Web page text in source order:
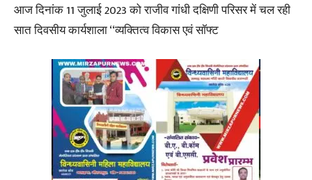
आज दिनांक 11 जुलाई 2023 को राजीव गांधी दक्षिणी परिसर में चल रही
सात दिवसीय कार्यशाला ‘‘व्यक्तित्व विकास एवं सॉफ्ट